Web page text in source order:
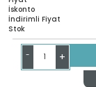
İskonto
İndirimli Fiyat
Stok
- +